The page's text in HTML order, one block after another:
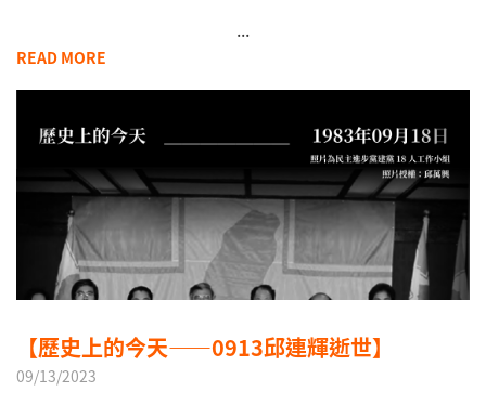
...
READ MORE
【歷史上的今天——0913邱連輝逝世】
09/13/2023